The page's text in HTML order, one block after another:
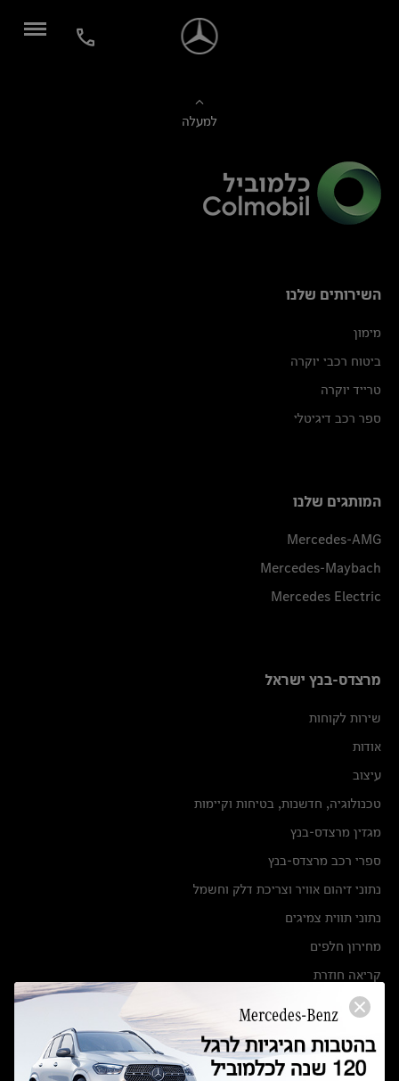
למעלה
השירותים שלנו
מימון
ביטוח רכבי יוקרה
טרייד יוקרה
ספר רכב דיגיטלי
המותגים שלנו
Mercedes-AMG
Mercedes-Maybach
Mercedes Electric
מרצדס-בנץ ישראל
שירות לקוחות
אודות
עיצוב
טכנולוגיה, חדשנות, בטיחות וקיימות
מגזין מרצדס-בנץ
ספרי רכב מרצדס-בנץ
נתוני זיהום אוויר וצריכת דלק וחשמל
נתוני תווית צמיגים
מחירון חלפים
קריאה חוזרת
הודעה על הטבות לרכבי מרצדס בהסדר פשרה בתצ 56447-02-19
תקנון ימי מכירות 120 לכלמוביל